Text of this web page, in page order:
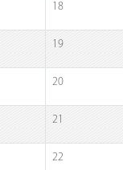
18
19
20
21
22